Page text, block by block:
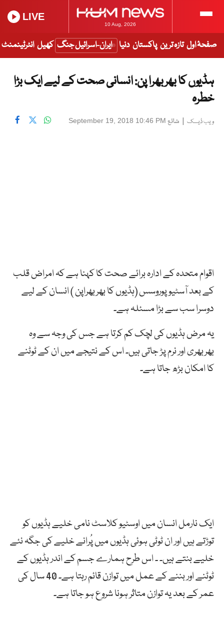
10 Aug, 2026
LIVE
صفحۂ اول تازہ ترین پاکستان دنیا ایران-اسرائیل جنگ کھیل انٹرٹینمنٹ
ہڈیوں کا بھربھرا پن: انسانی صحت کے لیے ایک بڑا
خطرہ
ویب ڈیسک | شائع September 19, 2018 10:46 PM
اقوام متحدہ کے ادارہ برائے صحت کا کہنا ہے کہ امراض قلب
کے بعد آسٹیو پوروسس (ہڈیوں کا بھربھراپن ) انسان کے لیے
دوسرا سب سے بڑا مسئلہ ہے۔
یہ مرض ہڈیوں کی لچک کم کرتا ہے جس کی وجہ سے وہ
بھربھری اور نرم پڑ جاتی ہیں۔ اس کے نتیجے میں ان کے ٹوٹنے
کا امکان بڑھ جاتا ہے۔
ایک نارمل انسان میں اوسٹیو کلاسٹ نامی خلیے ہڈیوں کو
توڑتے ہیں اور ان ٹوٹی ہوئی ہڈیوں میں پُرانے خلیے کی جگہ نئے
خلیے بنتے ہیں۔ ۔ اس طرح ہمارے جسم کے اندر ہڈیوں کے
ٹوٹنے اور بننے کے عمل میں توازن قائم رہتا ہے۔ 40 سال کی
عمر کے بعد یہ توازن متاثر ہونا شروع ہو جاتا ہے۔